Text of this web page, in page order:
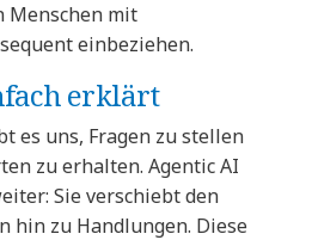
Menschen mit
einbeziehen.
erklärt
es uns, Fragen zu stellen
zu erhalten. Agentic AI
Sie verschiebt den
hin zu Handlungen. Diese